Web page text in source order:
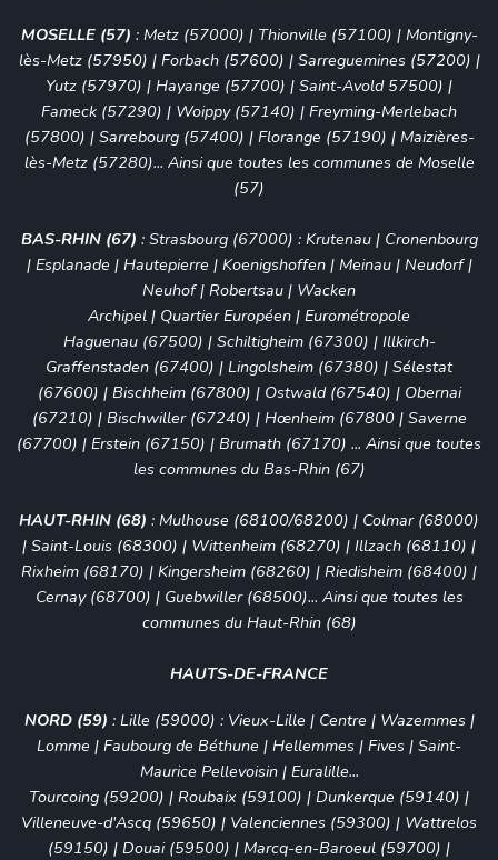
MOSELLE (57) : Metz (57000) | Thionville (57100) | Montigny-
lès-Metz (57950) | Forbach (57600) | Sarreguemines (57200) |
Yutz (57970) | Hayange (57700) | Saint-Avold 57500) |
Fameck (57290) | Woippy (57140) | Freyming-Merlebach
(57800) | Sarrebourg (57400) | Florange (57190) | Maizières-
lès-Metz (57280)... Ainsi que toutes les communes de Moselle
(57)
BAS-RHIN (67) : Strasbourg (67000) : Krutenau| Cronenbourg
| Esplanade | Hautepierre | Koenigshoffen| Meinau| Neudorf|
Neuhof| Robertsau | Wacken
Archipel | Quartier Européen | Eurométropole
Haguenau (67500) | Schiltigheim (67300) | Illkirch-
Graffenstaden (67400) | Lingolsheim (67380) | Sélestat
(67600) | Bischheim (67800) | Ostwald (67540) | Obernai
(67210) | Bischwiller (67240) | Hœnheim (67800 | Saverne
(67700) | Erstein (67150) | Brumath (67170) ... Ainsi que toutes
les communes du Bas-Rhin (67)
HAUT-RHIN (68) : Mulhouse (68100/68200) | Colmar (68000)
| Saint-Louis (68300) | Wittenheim (68270) | Illzach (68110) |
Rixheim (68170) | Kingersheim (68260) | Riedisheim (68400) |
Cernay (68700) | Guebwiller (68500)... Ainsi que toutes les
communes du Haut-Rhin (68)
HAUTS-DE-FRANCE
NORD (59) : Lille (59000) : Vieux-Lille | Centre | Wazemmes|
Lomme | Faubourg de Béthune | Hellemmes | Fives | Saint-
Maurice Pellevoisin | Euralille...
Tourcoing (59200) | Roubaix (59100) | Dunkerque (59140) |
Villeneuve-d'Ascq (59650) | Valenciennes (59300) | Wattrelos
(59150) | Douai (59500) | Marcq-en-Baroeul (59700) |